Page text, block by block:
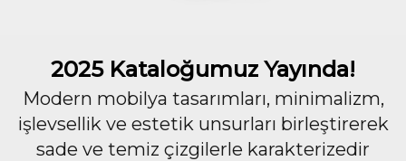
2025 Kataloğumuz Yayında!
Modern mobilya tasarımları, minimalizm,
işlevsellik ve estetik unsurları birleştirerek
sade ve temiz çizgilerle karakterizedir